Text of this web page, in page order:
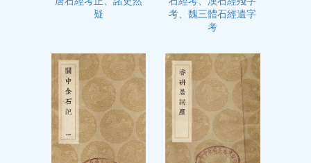
疑
考、魏三體石經遺字
考